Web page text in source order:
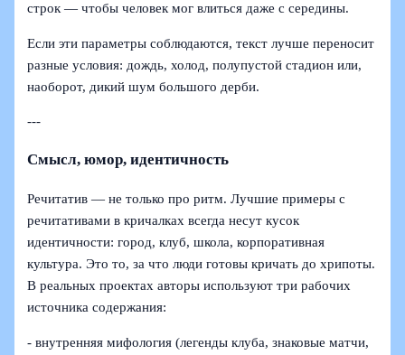
строк — чтобы человек мог влиться даже с середины.
Если эти параметры соблюдаются, текст лучше переносит
разные условия: дождь, холод, полупустой стадион или,
наоборот, дикий шум большого дерби.
---
Смысл, юмор, идентичность
Речитатив — не только про ритм. Лучшие примеры с
речитативами в кричалках всегда несут кусок
идентичности: город, клуб, школа, корпоративная
культура. Это то, за что люди готовы кричать до хрипоты.
В реальных проектах авторы используют три рабочих
источника содержания:
- внутренняя мифология (легенды клуба, знаковые матчи,